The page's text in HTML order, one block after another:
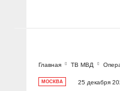
Главная ТВ МВД
МОСКВА 25 декабря